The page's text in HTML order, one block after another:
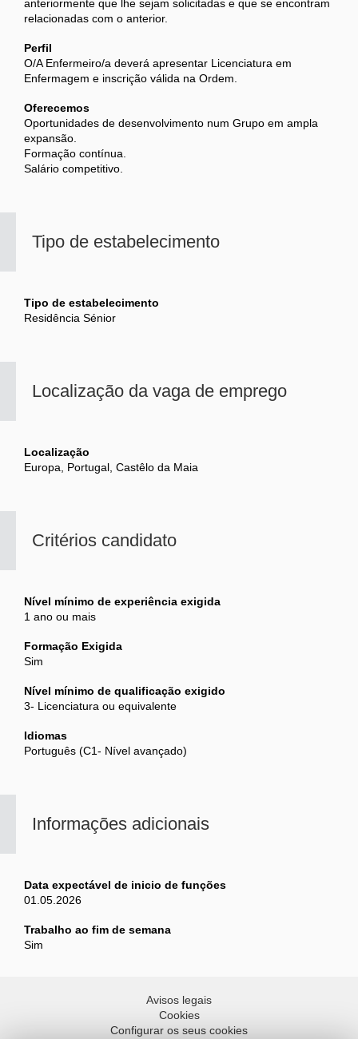
anteriormente que lhe sejam solicitadas e que se encontram
relacionadas com o anterior.
Perfil
O/A Enfermeiro/a deverá apresentar Licenciatura em
Enfermagem e inscrição válida na Ordem.
Oferecemos
Oportunidades de desenvolvimento num Grupo em ampla
expansão.
Formação contínua.
Salário competitivo.
Tipo de estabelecimento
Tipo de estabelecimento
Residência Sénior
Localização da vaga de emprego
Localização
Europa, Portugal, Castêlo da Maia
Critérios candidato
Nível mínimo de experiência exigida
1 ano ou mais
Formação Exigida
Sim
Nível mínimo de qualificação exigido
3- Licenciatura ou equivalente
Idiomas
Português (C1- Nível avançado)
Informações adicionais
Data expectável de inicio de funções
01.05.2026
Trabalho ao fim de semana
Sim
Avisos legais
Cookies
Configurar os seus cookies